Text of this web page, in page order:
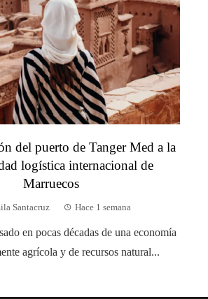
del puerto de Tanger Med a la
logística internacional de
Marruecos
Santacruz Hace 1 semana
en pocas décadas de una economía
agrícola y de recursos natural...